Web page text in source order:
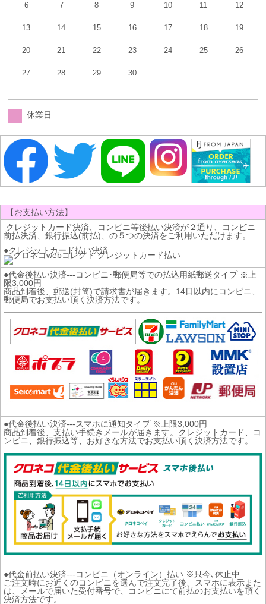
6 7 8 9 10 11 12
13 14 15 16 17 18 19
20 21 22 23 24 25 26
27 28 29 30
休業日
【お支払い方法】
クレジットカード決済、コンビニ等後払い決済が２通り、コンビニ
前払決済、銀行振込(前払)、の５つの決済をご利用いただけます。
●クレジットカード払い決済
●代金後払い決済---コンビニ･郵便局等での払込用紙郵送タイプ ※上
限3,000円
商品到着後、郵送(封筒)で請求書が届きます。14日以内にコンビニ、
郵便局でお支払い頂く決済方法です。
●代金後払い決済---スマホに通知タイプ ※上限3,000円
商品到着後、支払い手続きメールが届きます。クレジットカード、コ
ンビニ、銀行振込等、お好きな方法でお支払い頂く決済方法です。
●代金前払い決済---コンビニ（オンライン）払い ※只今､休止中
ご注文時にお近くのコンビニを選んで注文完了後、スマホに表示また
は、メールで届いた受付番号で、コンビニにて前払のお支払いを頂く
決済方法です。